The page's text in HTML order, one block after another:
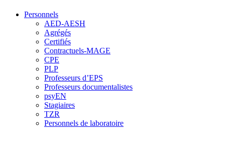
Personnels
AED-AESH
Agrégés
Certifiés
Contractuels-MAGE
CPE
PLP
Professeurs d’EPS
Professeurs documentalistes
psyEN
Stagiaires
TZR
Personnels de laboratoire